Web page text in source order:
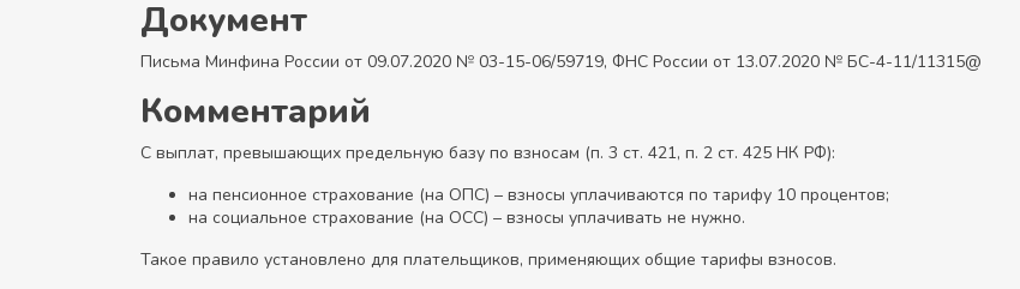
Документ
Письма Минфина России от 09.07.2020 № 03-15-06/59719, ФНС России от 13.07.2020 № БС-4-11/11315@
Комментарий
С выплат, превышающих предельную базу по взносам (п. 3 ст. 421, п. 2 ст. 425 НК РФ):
на пенсионное страхование (на ОПС) – взносы уплачиваются по тарифу 10 процентов;
на социальное страхование (на ОСС) – взносы уплачивать не нужно.
Такое правило установлено для плательщиков, применяющих общие тарифы взносов.